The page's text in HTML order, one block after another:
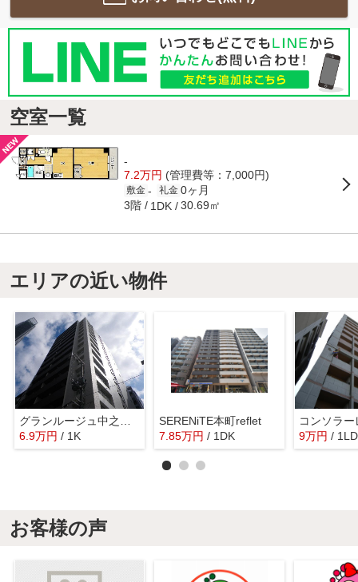
空室一覧
-
7.2万円 (管理費等：7,000円)
敷金 - 礼金 0ヶ月
3階 1DK 30.69㎡
エリアの近い物件
6.9万円 / 1K
SERENiTE本町reflet
7.85万円 / 1DK
コンソラ
9万円 /
お客様の声